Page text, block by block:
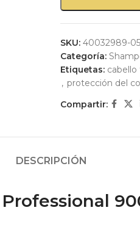
SKU: 40032989-
Categoría:
Etiquetas:
, protección del
Compartir:
DESCRIPCIÓN